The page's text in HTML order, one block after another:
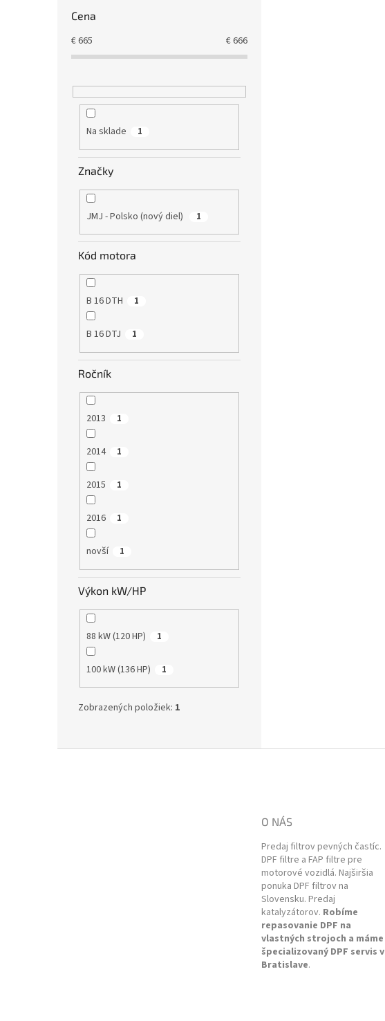
Cena
€665 €666
Na sklade 1
Značky
JMJ - Polsko (nový diel) 1
Kód motora
B 16 DTH 1
B 16 DTJ 1
Ročník
2013 1
2014 1
2015 1
2016 1
novší 1
Výkon kW/HP
88 kW (120 HP) 1
100 kW (136 HP) 1
Zobrazených položiek: 1
O NÁS
Predaj filtrov pevných častíc.
DPF filtre a FAP filtre pre
motorové vozidlá. Najširšia
ponuka DPF filtrov na
Slovensku. Predaj
katalyzátorov. Robíme
repasovanie DPF na
vlastných strojoch a máme
špecializovaný DPF servis v
Bratislave.